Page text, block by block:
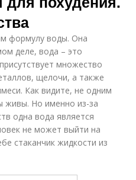
формулу воды. Она
деле, вода – это
множество
щелочи, а также
Как видите, не одним
живы. Но именно из-за
одна вода является
не может выйти на
стаканчик жидкости из